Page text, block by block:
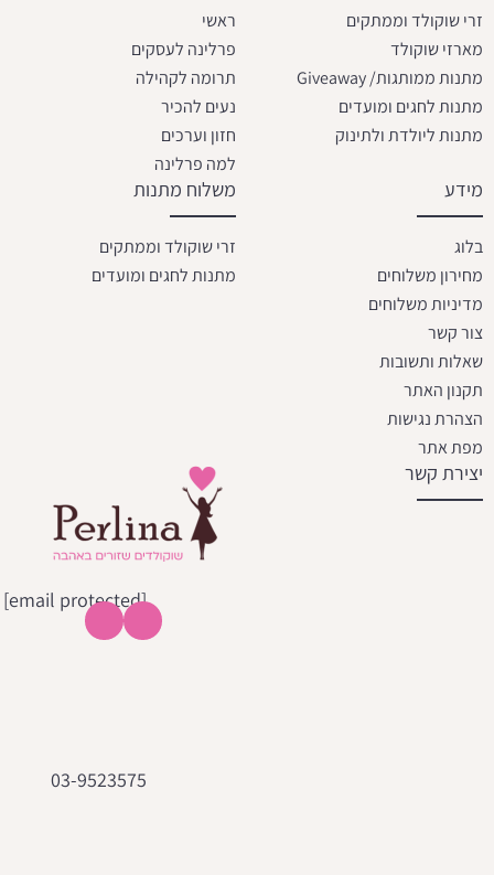
זרי שוקולד וממתקים
מארזי שוקולד
מתנות ממותגות/ Giveaway
מתנות לחגים ומועדים
מתנות ליולדת ולתינוק
ראשי
פרלינה לעסקים
תרומה לקהילה
נעים להכיר
חזון וערכים
למה פרלינה
מידע
בלוג
מחירון משלוחים
מדיניות משלוחים
צור קשר
שאלות ותשובות
תקנון האתר
הצהרת נגישות
מפת אתר
משלוח מתנות
זרי שוקולד וממתקים
מתנות לחגים ומועדים
יצירת קשר
[email protected]
03-9523575